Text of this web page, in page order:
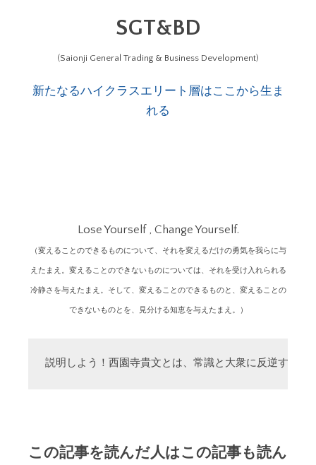
SGT&BD
(Saionji General Trading & Business Development)
新たなるハイクラスエリート層はここから生ま
れる
Lose Yourself , Change Yourself.
（変えることのできるものについて、それを変えるだけの勇気を我らに与
えたまえ。変えることのできないものについては、それを受け入れられる
冷静さを与えたまえ。そして、変えることのできるものと、変えることの
できないものとを、見分ける知恵を与えたまえ。）
説明しよう！西園寺貴文とは、常識と大衆に反逆する
この記事を読んだ人はこの記事も読ん